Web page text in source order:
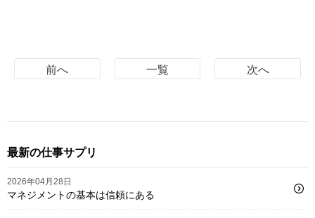
前へ 一覧 次へ
最新の仕事サプリ
2026年04月28日
マネジメントの基本は信頼にある